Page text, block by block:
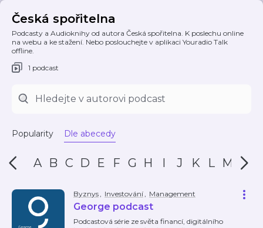
Česká spořitelna
Podcasty a Audioknihy od autora Česká spořitelna. K poslechu online
na webu a ke stažení. Nebo poslouchejte v aplikaci Youradio Talk
offline.
1 podcast
Popularity Dle abecedy
A B C D E F G H I J K L M N
Byznys, Investování, Management
George podcast
Podcastová série ze světa financí, digitálního